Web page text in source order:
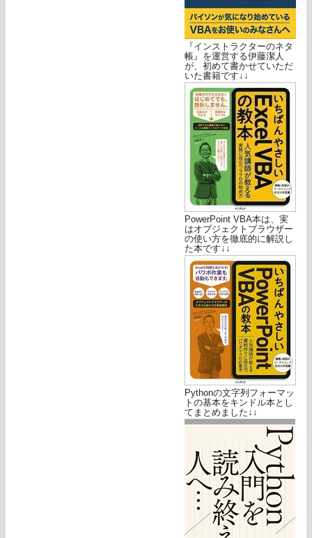
『インストラクターのネタ
帳』を運営する伊藤潔人
が、初めて書かせていただ
いた書籍です↓↓
PowerPoint VBA本は、実
はオブジェクトブラウザー
の使い方を徹底的に解説し
た本です↓↓
Pythonの文字列フォーマッ
トの基本をキンドル本とし
てまとめました↓↓